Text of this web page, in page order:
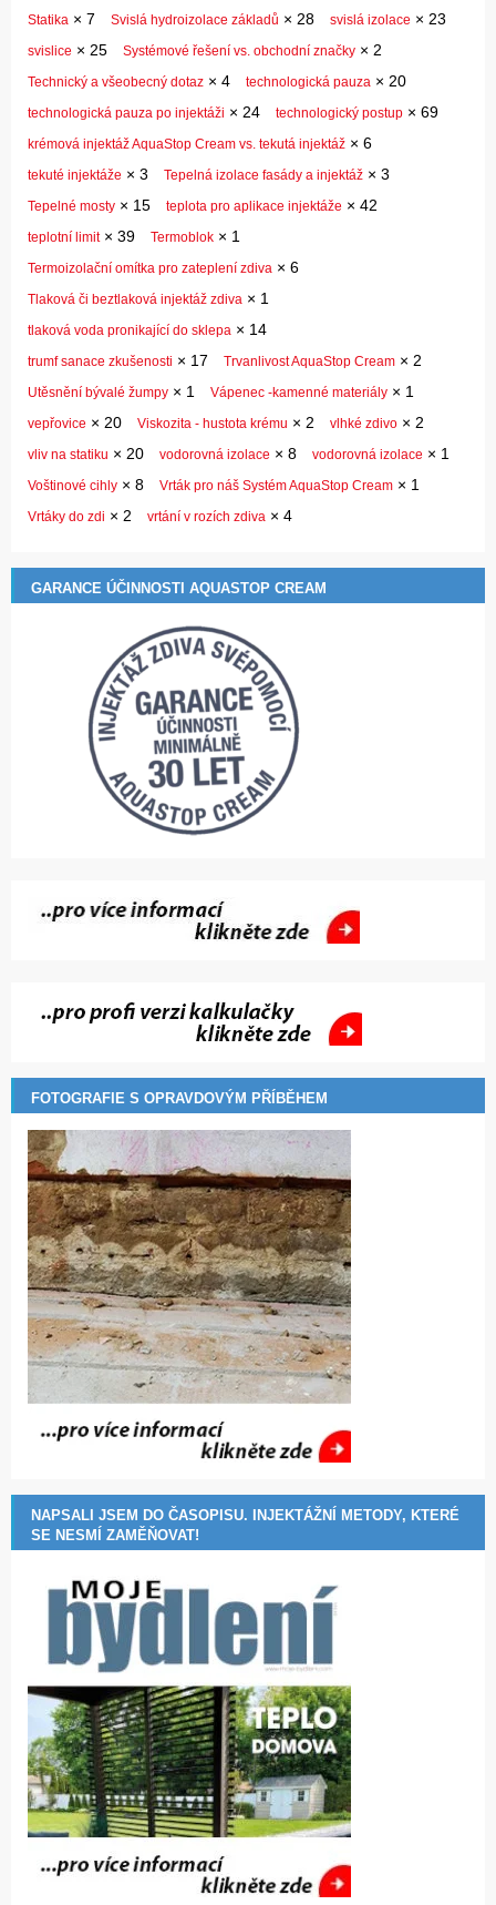
Statika × 7 Svislá hydroizolace základů × 28 svislá izolace × 23
svislice × 25 Systémové řešení vs. obchodní značky × 2
Technický a všeobecný dotaz × 4 technologická pauza × 20
technologická pauza po injektáži × 24 technologický postup × 69
krémová injektáž AquaStop Cream vs. tekutá injektáž × 6
tekuté injektáže × 3 Tepelná izolace fasády a injektáž × 3
Tepelné mosty × 15 teplota pro aplikace injektáže × 42
teplotní limit× 39 Termoblok × 1
Termoizolační omítka pro zateplení zdiva × 6
Tlaková či beztlaková injektáž zdiva × 1
tlaková voda pronikající do sklepa × 14
trumf sanace zkušenosti × 17 Trvanlivost AquaStop Cream × 2
Utěsnění bývalé žumpy × 1 Vápenec -kamenné materiály × 1
vepřovice × 20 Viskozita - hustota krému × 2 vlhké zdivo × 2
vliv na statiku × 20 vodorovná izolace × 8 vodorovná izolace × 1
Voštinové cihly × 8 Vrták pro náš Systém AquaStop Cream × 1
Vrtáky do zdi × 2 vrtání v rozích zdiva × 4
GARANCE ÚČINNOSTI AQUASTOP CREAM
FOTOGRAFIE S OPRAVDOVÝM PŘÍBĚHEM
NAPSALI JSEM DO ČASOPISU. INJEKTÁŽNÍ METODY, KTERÉ
SE NESMÍ ZAMĚŇOVAT!